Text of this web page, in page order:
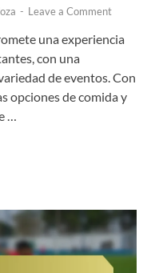
- Leave a Comment
una experiencia
con una
de eventos. Con
opciones de comida y
…